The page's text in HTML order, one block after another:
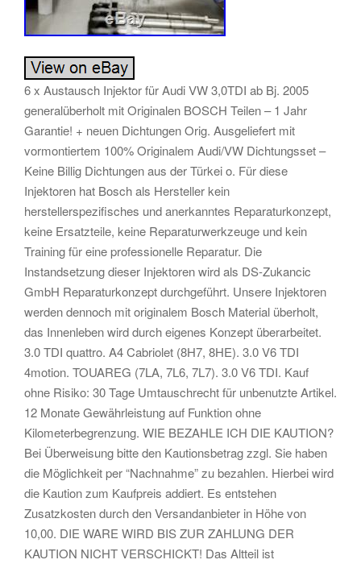
6 x Austausch Injektor für Audi VW 3,0TDI ab Bj. 2005
generalüberholt mit Originalen BOSCH Teilen – 1 Jahr
Garantie! + neuen Dichtungen Orig. Ausgeliefert mit
vormontiertem 100% Originalem Audi/VW Dichtungsset –
Keine Billig Dichtungen aus der Türkei o. Für diese
Injektoren hat Bosch als Hersteller kein
herstellerspezifisches und anerkanntes Reparaturkonzept,
keine Ersatzteile, keine Reparaturwerkzeuge und kein
Training für eine professionelle Reparatur. Die
Instandsetzung dieser Injektoren wird als DS-Zukancic
GmbH Reparaturkonzept durchgeführt. Unsere Injektoren
werden dennoch mit originalem Bosch Material überholt,
das Innenleben wird durch eigenes Konzept überarbeitet.
3.0 TDI quattro. A4 Cabriolet (8H7, 8HE). 3.0 V6 TDI
4motion. TOUAREG (7LA, 7L6, 7L7). 3.0 V6 TDI. Kauf
ohne Risiko: 30 Tage Umtauschrecht für unbenutzte Artikel.
12 Monate Gewährleistung auf Funktion ohne
Kilometerbegrenzung. WIE BEZAHLE ICH DIE KAUTION?
Bei Überweisung bitte den Kautionsbetrag zzgl. Sie haben
die Möglichkeit per “Nachnahme” zu bezahlen. Hierbei wird
die Kaution zum Kaufpreis addiert. Es entstehen
Zusatzkosten durch den Versandanbieter in Höhe von
10,00. DIE WARE WIRD BIS ZUR ZAHLUNG DER
KAUTION NICHT VERSCHICKT! Das Altteil ist